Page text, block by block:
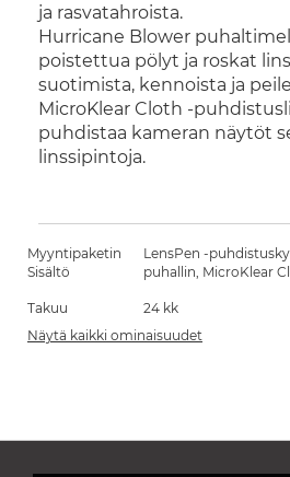
ja rasvatahroista.
Hurricane Blower
poistettua pölyt ja roskat
suotimista, kennoista ja
MicroKlear Cloth -
puhdistaa kameran näytöt
linssipintoja.
Myyntipaketin
Sisältö
LensPen -
puhallin, MicroKlear
Takuu
24 kk
Näytä kaikki ominaisuudet